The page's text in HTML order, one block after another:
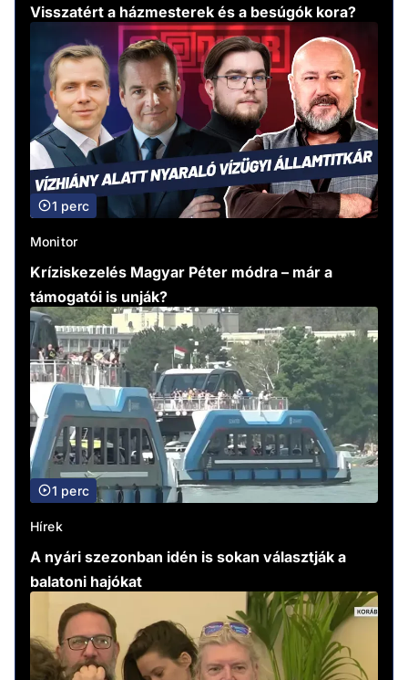
Visszatért a házmesterek és a besúgók kora?
1 perc
Monitor
Kríziskezelés Magyar Péter módra – már a
támogatói is unják?
1 perc
Hírek
A nyári szezonban idén is sokan választják a
balatoni hajókat